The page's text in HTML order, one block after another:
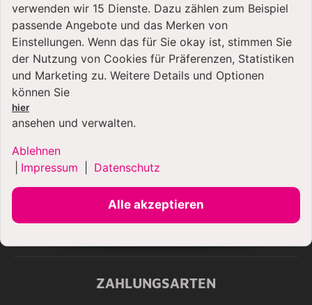
199,99 €*
VERSANDARTEN
ZAHLUNGSARTEN
verwenden wir 15 Dienste. Dazu zählen zum Beispiel
passende Angebote und das Merken von
Einstellungen. Wenn das für Sie okay ist, stimmen Sie
der Nutzung von Cookies für Präferenzen, Statistiken
und Marketing zu. Weitere Details und Optionen
können Sie
hier
ansehen und verwalten.
Ablehnen
Impressum Datenschutz
Alle akzeptieren